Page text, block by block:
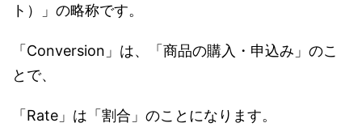
ト）」の略称です。
「Conversion」は、「商品の購入・申込み」のこ
とで、
「Rate」は「割合」のことになります。